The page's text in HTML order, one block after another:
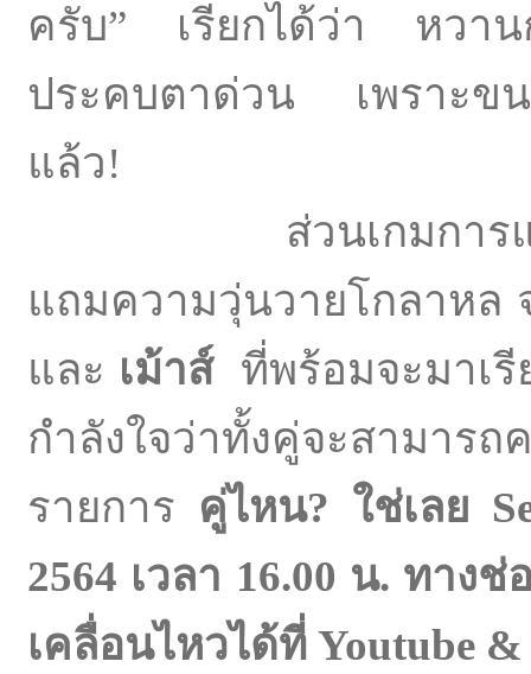
ครับ” เรียกได้ว่า หวาน
ประคบตาด่วน เพราะขน
แล้ว!
ส่วนเกมการแข่งขั
แถมความวุ่นวายโกลาหล
และ เม้าส์ ที่พร้อมจะมาเ
กำลังใจว่าทั้งคู่จะสามาร
รายการ คู่ไหน? ใช่เลย
2564 เวลา 16.00 น. ทางช่
เคลื่อนไหวได้ที่ Youtube